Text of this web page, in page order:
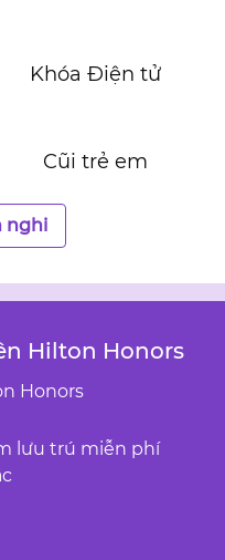
Khóa Điện tử
Cũi trẻ em
nghi
Hilton Honors
Honors
lưu trú miễn phí